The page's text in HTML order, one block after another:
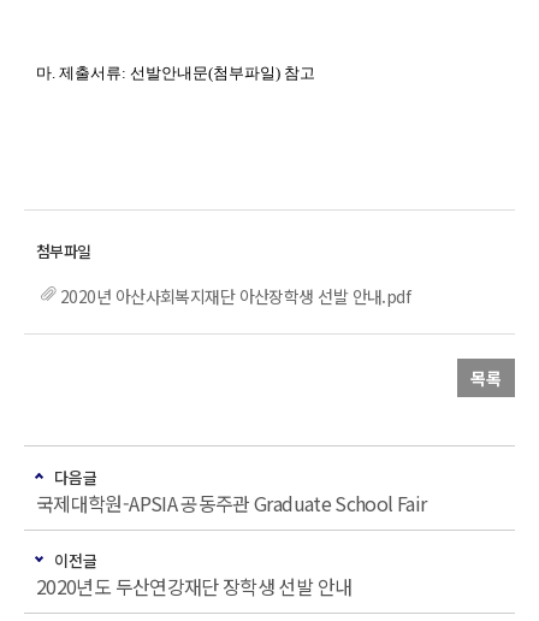
마. 제출서류: 선발안내문(첨부파일) 참고
2020년 아산사회복지재단 아산장학생 선발 안내.pdf
목록
다음글
국제대학원-APSIA 공동주관 Graduate School Fair
이전글
2020년도 두산연강재단 장학생 선발 안내